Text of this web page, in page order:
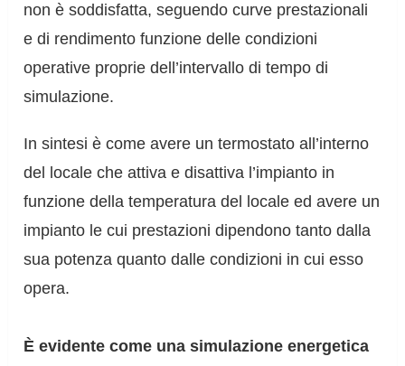
non è soddisfatta, seguendo curve prestazionali
e di rendimento funzione delle condizioni
operative proprie dell’intervallo di tempo di
simulazione.
In sintesi è come avere un termostato all’interno
del locale che attiva e disattiva l’impianto in
funzione della temperatura del locale ed avere un
impianto le cui prestazioni dipendono tanto dalla
sua potenza quanto dalle condizioni in cui esso
opera.
È evidente come una simulazione energetica